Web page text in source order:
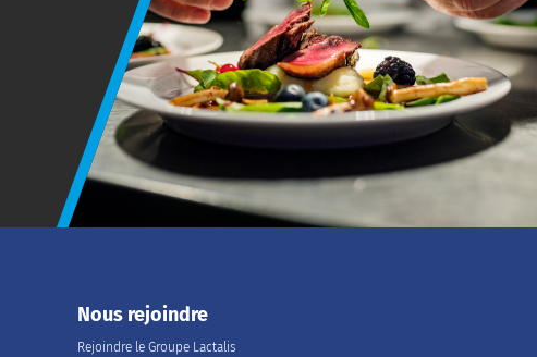
Nous rejoindre
Rejoindre le Groupe Lactalis